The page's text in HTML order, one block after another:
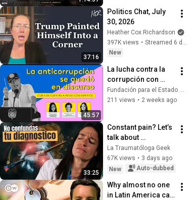
37:16
Politics Chat, July
30, 2026
Heather Cox Richardson
397K views •
Streamed 6 days ago
New
45:57
La lucha contra la
corrupción con
Petro se quedó en
discurso
Fundación para el Estado de Derecho
211 views • 2 weeks ago
33:25
Constant pain? Let’s
talk about
rheumatism
La Traumatóloga Geek
67K views • 3 days ago
New
Auto-dubbed
Why almost no one
in Latin America can